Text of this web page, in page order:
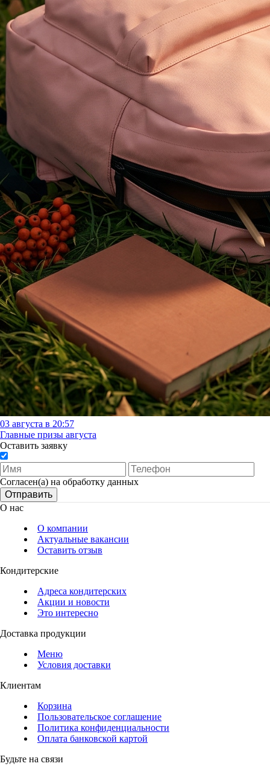
03 августа в 20:57
Главные призы августа
Оставить заявку
Согласен(а) на обработку данных
Отправить
О нас
О компании
Актуальные вакансии
Оставить отзыв
Кондитерские
Адреса кондитерских
Акции и новости
Это интересно
Доставка продукции
Меню
Условия доставки
Клиентам
Корзина
Пользовательское соглашение
Политика конфиденциальности
Оплата банковской картой
Будьте на связи